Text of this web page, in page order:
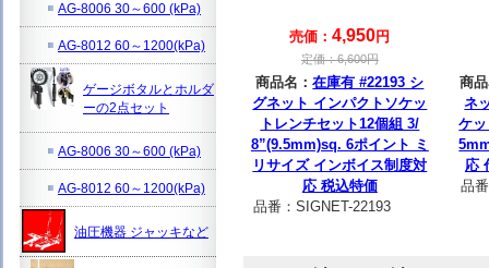
売価：4,950円
定価：6,600円
商品名：在庫有 #22193 シ
グネット インパクトソケッ
トレンチセット12個組 3/
8”(9.5mm)sq. 6ポイント ミ
リサイズ インボイス制度対
応 税込特価
品番： SIGNET-22193
商
ネ
ケ
応
品
AG-8006 30～600 (kPa)
AG-8012 60～1200(kPa)
ゲージボタルとホルダ
ーの2点セット
AG-8006 30～600 (kPa)
AG-8012 60～1200(kPa)
油圧機器 ジャッキなど